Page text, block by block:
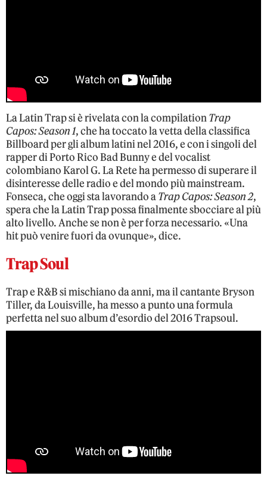
La Latin Trap si è rivelata con la compilationTrap
Capos: Season 1, che ha toccato la vetta della classifica
Billboard per gli album latini nel 2016, e con i singoli del
rapper di Porto Rico Bad Bunny e del vocalist
colombiano Karol G. La Rete ha permesso di superare il
disinteresse delle radio e del mondo più mainstream.
Fonseca, che oggi sta lavorando aTrap Capos: Season 2,
spera che la Latin Trap possa finalmente sbocciare al più
alto livello. Anche se non è per forza necessario. «Una
hit può venire fuori da ovunque», dice.
Trap Soul
Trap e R&B si mischiano da anni, ma il cantante Bryson
Tiller, da Louisville, ha messo a punto una formula
perfetta nel suo album d’esordio del 2016 Trapsoul.